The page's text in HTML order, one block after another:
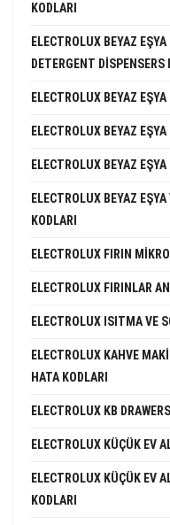
KODLARI
ELECTROLUX BEYAZ
DETERGENT DISPENSERS
ELECTROLUX BEYAZ
ELECTROLUX BEYAZ
ELECTROLUX BEYAZ
ELECTROLUX BEYAZ
KODLARI
ELECTROLUX FIRIN
ELECTROLUX FIRINLAR
ELECTROLUX ISITMA VE
ELECTROLUX KAHVE
HATA KODLARI
ELECTROLUX KB
ELECTROLUX KÜÇÜK EV
ELECTROLUX KÜÇÜK EV
KODLARI